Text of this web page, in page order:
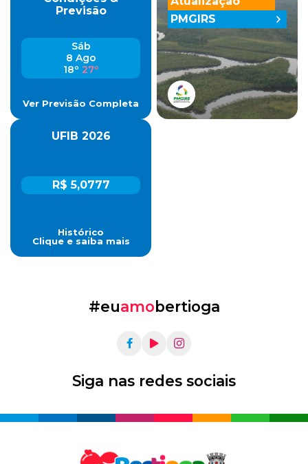
Previsão
Sáb
8 Ago
18º 27º
Ver Previsão Completa
UFIB 2026
R$ 5,0777
Histórico
Clique e saiba mais
PMGIRS
#euamobertioga
Siga nas redes sociais